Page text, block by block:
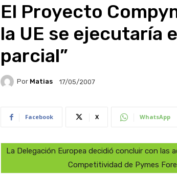
El Proyecto
la UE se ejecutaría
parcial”
Por Matias 17/05/2007
Facebook X WhatsApp
La Delegación Europea decidió concluir con las
Competitividad de Pymes